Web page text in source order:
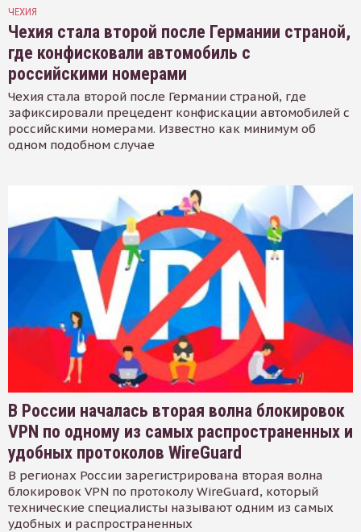
ЧЕХИЯ
Чехия стала второй после Германии страной,
где конфисковали автомобиль с
российскими номерами
Чехия стала второй после Германии страной, где
зафиксировали прецедент конфискации автомобилей с
российскими номерами. Известно как минимум об
одном подобном случае
В России началась вторая волна блокировок
VPN по одному из самых распространенных и
удобных протоколов WireGuard
В регионах России зарегистрирована вторая волна
блокировок VPN по протоколу WireGuard, который
технические специалисты называют одним из самых
удобных и распространенных